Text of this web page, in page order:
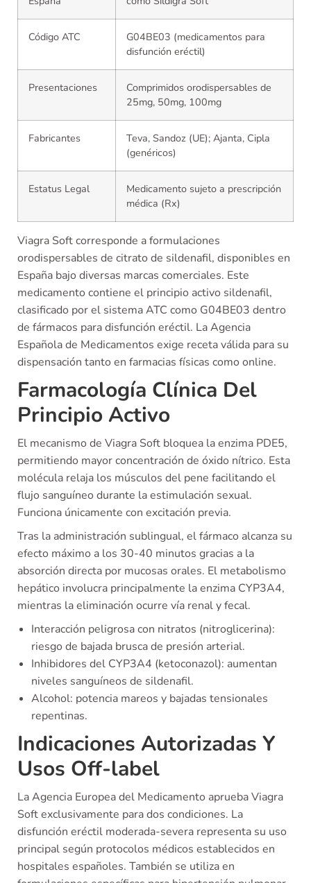
Código ATC
G04BE03 (medicamentos para
disfunción eréctil)
Presentaciones
Comprimidos orodispersables de
25mg, 50mg, 100mg
Fabricantes
Teva, Sandoz (UE); Ajanta, Cipla
(genéricos)
Estatus Legal
Medicamento sujeto a prescripción
médica (Rx)
Viagra Soft corresponde a formulaciones
orodispersables de citrato de sildenafil, disponibles en
España bajo diversas marcas comerciales. Este
medicamento contiene el principio activo sildenafil,
clasificado por el sistema ATC como G04BE03 dentro
de fármacos para disfunción eréctil. La Agencia
Española de Medicamentos exige receta válida para su
dispensación tanto en farmacias físicas como online.
Farmacología Clínica Del
Principio Activo
El mecanismo de Viagra Soft bloquea la enzima PDE5,
permitiendo mayor concentración de óxido nítrico. Esta
molécula relaja los músculos del pene facilitando el
flujo sanguíneo durante la estimulación sexual.
Funciona únicamente con excitación previa.
Tras la administración sublingual, el fármaco alcanza su
efecto máximo a los 30-40 minutos gracias a la
absorción directa por mucosas orales. El metabolismo
hepático involucra principalmente la enzima CYP3A4,
mientras la eliminación ocurre vía renal y fecal.
Interacción peligrosa con nitratos (nitroglicerina):
riesgo de bajada brusca de presión arterial.
Inhibidores del CYP3A4 (ketoconazol): aumentan
niveles sanguíneos de sildenafil.
Alcohol: potencia mareos y bajadas tensionales
repentinas.
Indicaciones Autorizadas Y
Usos Off-label
La Agencia Europea del Medicamento aprueba Viagra
Soft exclusivamente para dos condiciones. La
disfunción eréctil moderada-severa representa su uso
principal según protocolos médicos establecidos en
hospitales españoles. También se utiliza en